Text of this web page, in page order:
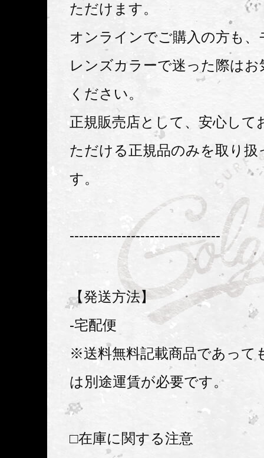
ただけます。
オンラインでご購入の方も
レンズカラーで迷った際はお
ください。
正規販売店として、安心して
ただける正規品のみを取り扱
す。
--------------------------------
【発送方法】
-宅配便
※送料無料記載商品であって
は別途運賃が必要です。
□在庫に関する注意